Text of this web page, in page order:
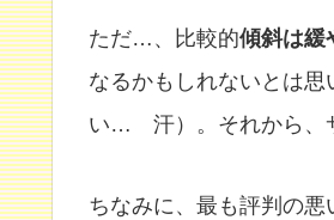
ただ…、比較的傾斜は緩
なるかもしれないとは
い… 汗）。それから、
ちなみに、最も評判の